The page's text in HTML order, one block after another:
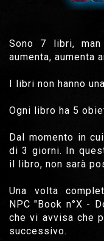
Sono 7 libri,
aumenta, aumenta
I libri non hanno
Ogni libro ha 5
Dal momento in
di 3 giorni. In
il libro, non sarà
Una volta
NPC "Book n°X -
che vi avvisa che
successivo.